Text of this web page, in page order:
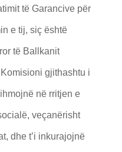
të Garancive për
e tij, siç është
të Ballkanit
gjithashtu i
në rritjen e
veçanërisht
dhe t’i inkurajojnë